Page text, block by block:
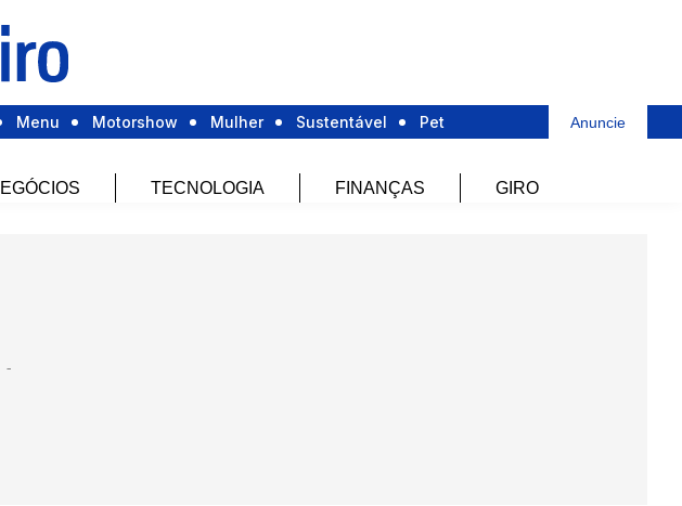
Menu Motorshow Mulher Sustentável Pet Anuncie
TECNOLOGIA FINANÇAS GIRO